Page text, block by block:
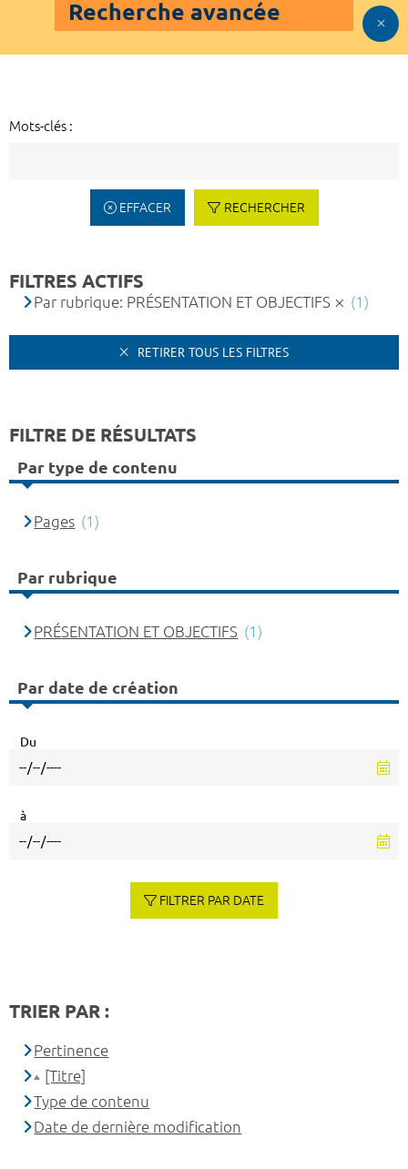
Recherche avancée
Mots-clés :
EFFACER RECHERCHER
FILTRES ACTIFS
Par rubrique: PRÉSENTATION ET OBJECTIFS (1)
RETIRER TOUS LES FILTRES
FILTRE DE RÉSULTATS
Par type de contenu
Pages (1)
Par rubrique
PRÉSENTATION ET OBJECTIFS (1)
Par date de création
Du
à
FILTRER PAR DATE
TRIER PAR :
Pertinence
[Titre]
Type de contenu
Date de dernière modification